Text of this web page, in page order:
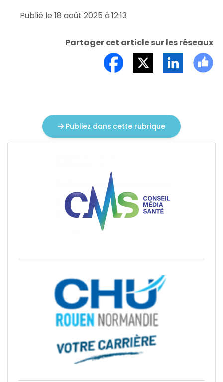
Publié le 18 août 2025 à 12:13
Partager cet article sur les réseaux
Publiez dans cette rubrique